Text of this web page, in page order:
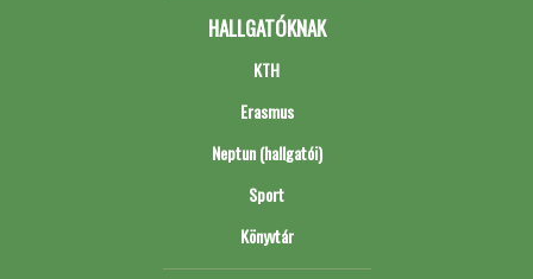
HALLGATÓKNAK
KTH
Erasmus
Neptun (hallgatói)
Sport
Könyvtár